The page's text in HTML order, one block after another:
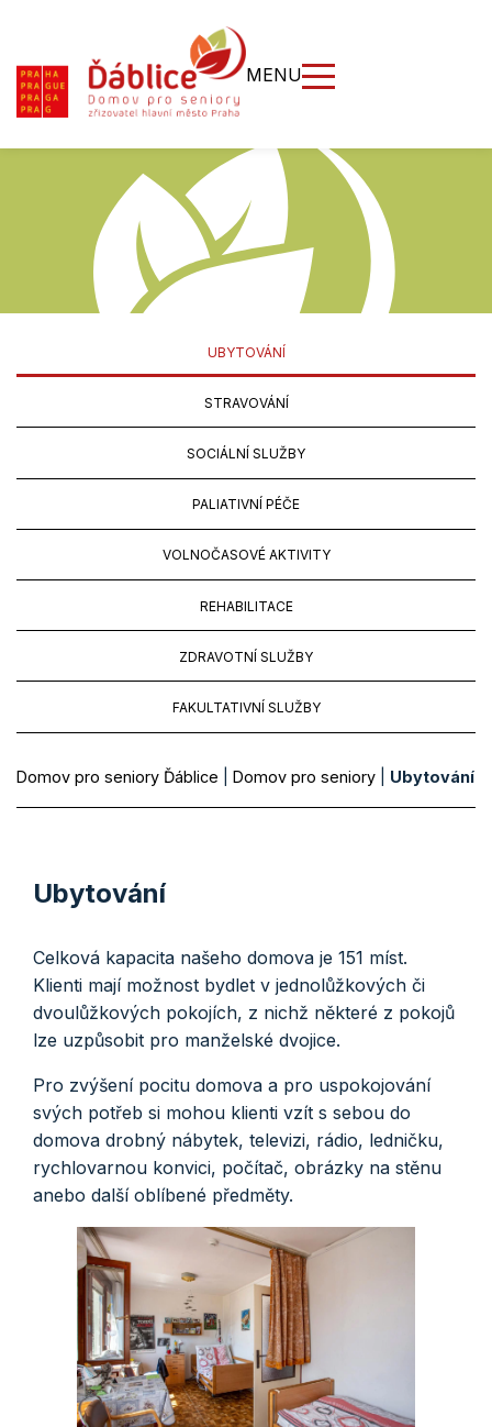
MENU
UBYTOVÁNÍ
STRAVOVÁNÍ
SOCIÁLNÍ SLUŽBY
PALIATIVNÍ PÉČE
VOLNOČASOVÉ AKTIVITY
REHABILITACE
ZDRAVOTNÍ SLUŽBY
FAKULTATIVNÍ SLUŽBY
Domov pro seniory Ďáblice Domov pro seniory Ubytování
Ubytování
Celková kapacita našeho domova je 151 míst.
Klienti mají možnost bydlet v jednolůžkových či
dvoulůžkových pokojích, z nichž některé z pokojů
lze uzpůsobit pro manželské dvojice.
Pro zvýšení pocitu domova a pro uspokojování
svých potřeb si mohou klienti vzít s sebou do
domova drobný nábytek, televizi, rádio, ledničku,
rychlovarnou konvici, počítač, obrázky na stěnu
anebo další oblíbené předměty.